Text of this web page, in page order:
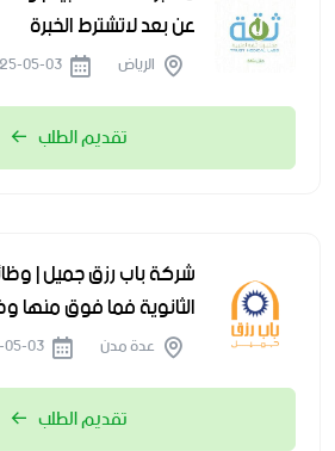
عن بعد لاتشترط الخبرة
الرياض
تقديم الطلب
شركة باب رزق جميل |
الثانوية فما فوق منها
عدة مدن
تقديم الطلب